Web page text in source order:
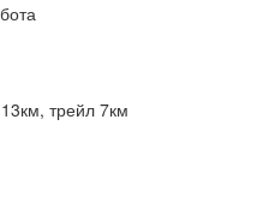
трейл 7км